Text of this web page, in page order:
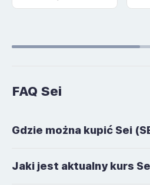
FAQ Sei
Gdzie można kupić Sei
Jaki jest aktualny kurs